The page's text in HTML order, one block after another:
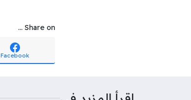
Share on ...
Facebook